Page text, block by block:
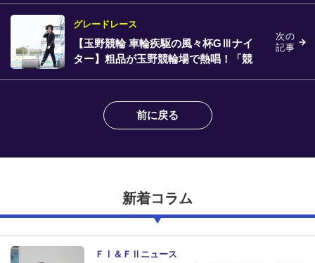
次の
記事
グレードレース
【玉野競輪 車輪疾駆の風々杯GⅢナイ
ター】粗品が玉野競輪場で熱唱！「競
前に戻る
新着コラム
ＦⅠ＆ＦⅡニュース